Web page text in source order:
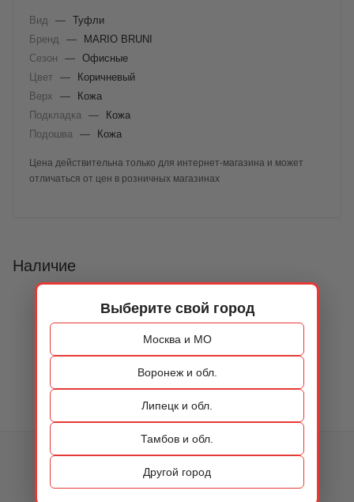
Выберите свой город
Москва и МО
Воронеж и обл.
Липецк и обл.
Тамбов и обл.
Другой город
Вид — Туфли
Бренд
—
MARIO BRUNI
Сезон
— Офисные
Цвет —
Коричневый
Верх
—
Кожа
Подкладка
—
Кожа
Подошва
— Кожа
Цена действительна только для интернет-магазина и может
отличаться от цен в розничных магазинах
Наличие
КАТАЛОГ
ОБУВЬ